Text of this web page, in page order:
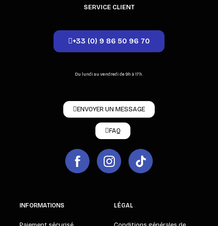
SERVICE CLIENT
+33 (0) 9 86 50 96 70
Du lundi au vendredi de 9h à 17h.
ENVOYER UN MESSAGE
FAQ
INFORMATIONS LÉGAL